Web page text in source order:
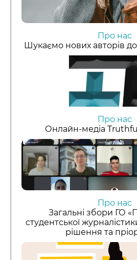
Про нас
Шукаємо нових авторів
Про нас
Онлайн-медіа
Про нас
Загальні збори ГО
студентської
рішення та